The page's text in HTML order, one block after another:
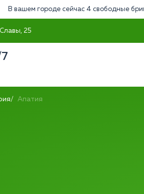
В вашем городе сейчас 4 свободные
25
Апатия